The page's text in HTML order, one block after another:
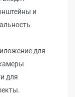
и
для
для